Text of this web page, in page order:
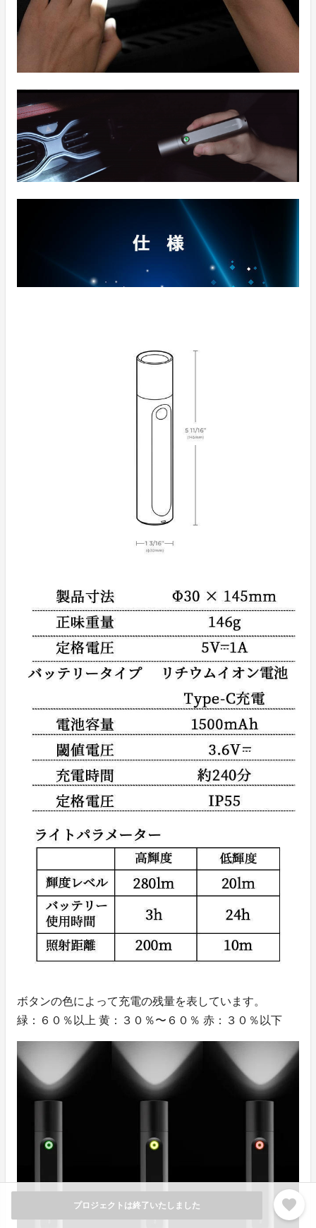
プロジェクトは終了いたしました favorite
ボタンの色によって充電の残量を表しています。
緑：６０％以上 黄：３０％〜６０％ 赤：３０％以下